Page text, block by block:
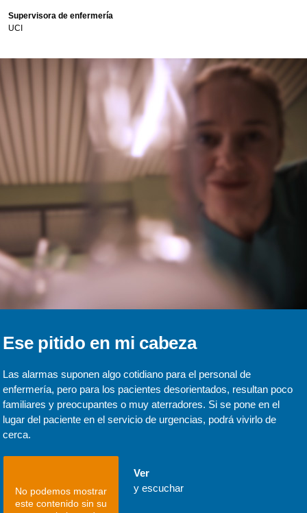
Supervisora de enfermería
UCI
Ese pitido en mi cabeza
Las alarmas suponen algo cotidiano para el personal de
enfermería, pero para los pacientes desorientados, resultan poco
familiares y preocupantes o muy aterradores. Si se pone en el
lugar del paciente en el servicio de urgencias, podrá vivirlo de
cerca.
No podemos mostrar
este contenido sin su
Ver
y escuchar